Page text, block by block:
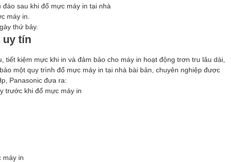
sau khi đổ mực máy in tại nhà
máy in.
thứ bảy.
uy tín
tiết kiệm mực khi in và đảm bảo cho máy in hoạt động trơn tru lâu dài,
một quy trình đổ mực máy in tại nhà bài bản, chuyên nghiệp được
Panasonic đưa ra:
trước khi đổ mực máy in
máy in